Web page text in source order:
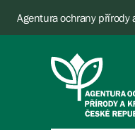
Agentura ochrany přírody